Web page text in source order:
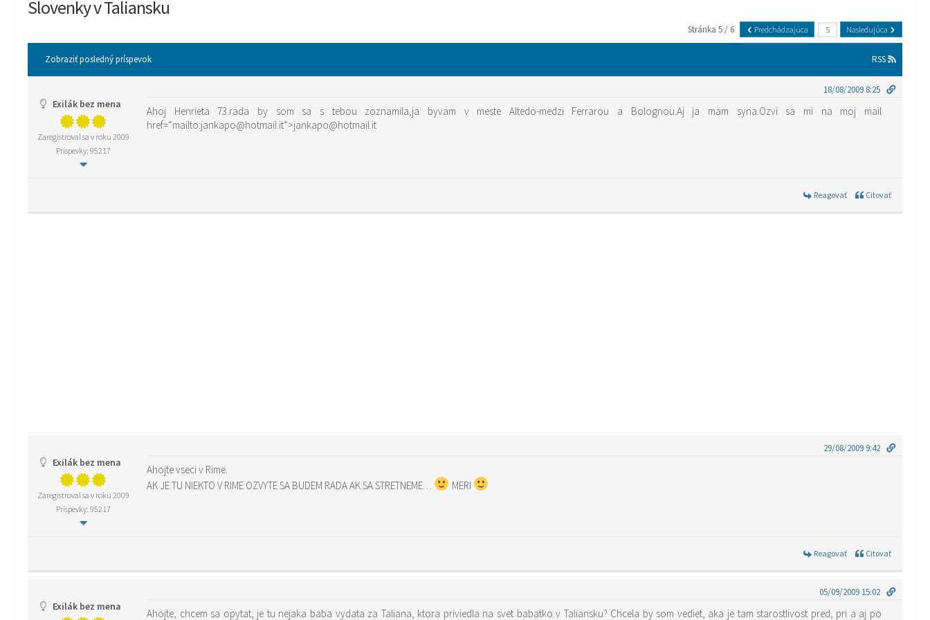
Slovenky v Taliansku
Stránka 5 / 6 Predchádzajúca Nasledujúca
Zobraziť posledný príspevok RSS
Exilák bez mena
Zaregistroval sa v roku 2009
Príspevky: 95217
18/08/2009 8:25
Ahoj Henrieta 73.rada by som sa s tebou zoznamila,ja byvam v meste Altedo-medzi Ferrarou a Bolognou.Aj ja mam syna.Ozvi sa mi na moj mail
href=“mailto:jankapo@hotmail.it“>jankapo@hotmail.it
Reagovať Citovať
Exilák bez mena
Zaregistroval sa v roku 2009
Príspevky: 95217
29/08/2009 9:42
Ahojte vseci v Rime.
AK JE TU NIEKTO V RIME OZVYTE SA BUDEM RADA AK SA STRETNEME…
MERI
Reagovať Citovať
Exilák bez mena
05/09/2009 15:02
Ahojte, chcem sa opytat, je tu nejaka baba vydata za Taliana, ktora priviedla na svet babatko v Taliansku? Chcela by som vediet, aka je tam starostlivost pred, pri a aj po